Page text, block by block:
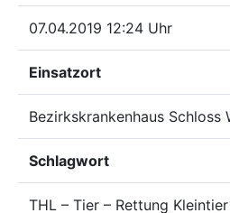
07.04.2019 12:24 Uhr
Einsatzort
Bezirkskrankenhaus Schloss
Schlagwort
THL – Tier – Rettung Kleintier